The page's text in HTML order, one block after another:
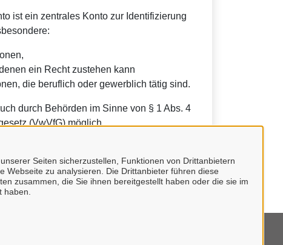
Seiten sicherzustellen, Funktionen von Drittanbietern
Webseite zu analysieren. Die Drittanbieter führen diese
zusammen, die Sie ihnen bereitgestellt haben oder die sie im
ist ein zentrales Konto zur Identifizierung
ein Recht zustehen kann
die beruflich oder gewerblich tätig sind.
durch Behörden im Sinne von § 1 Abs. 4
(VwVfG) möglich.